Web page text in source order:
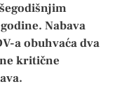
Nabava
a obuhvaća dva
kritične